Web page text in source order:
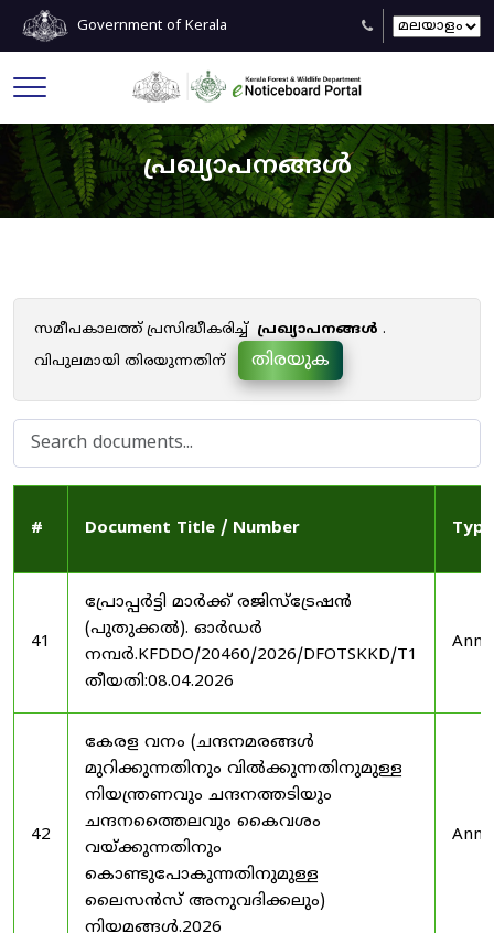
Government of Kerala
പ്രഖ്യാപനങ്ങൾ
സമീപകാലത്ത് പ്രസിദ്ധീകരിച്ച് പ്രഖ്യാപനങ്ങൾ .
വിപുലമായി തിരയുന്നതിന്
തിരയുക
# Document Title / Number Type
41
പ്രോപ്പർട്ടി മാർക്ക് രജിസ്ട്രേഷൻ
(പുതുക്കൽ). ഓർഡർ
നമ്പർ.KFDDO/20460/2026/DFOTSKKD/T1
തീയതി:08.04.2026
42
കേരള വനം (ചന്ദനമരങ്ങൾ
മുറിക്കുന്നതിനും വിൽക്കുന്നതിനുമുള്ള
നിയന്ത്രണവും ചന്ദനത്തടിയും
ചന്ദനത്തൈലവും കൈവശം
വയ്ക്കുന്നതിനും
കൊണ്ടുപോകുന്നതിനുമുള്ള
ലൈസൻസ് അനുവദിക്കലും)
നിയമങ്ങൾ.2026